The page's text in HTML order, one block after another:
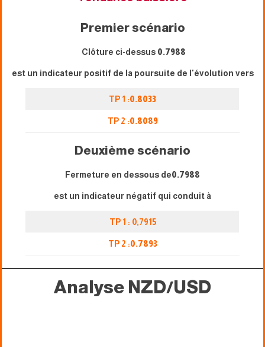
Premier scénario
Clôture ci-dessus 0.7988
est un indicateur positif de la poursuite de l'évolution vers
TP 1 :0.8033
TP 2 :0.8089
Deuxième scénario
Fermeture en dessous de0.7988
est un indicateur négatif qui conduit à
TP 1 : 0,7915
TP 2 :0.7893
Analyse NZD/USD